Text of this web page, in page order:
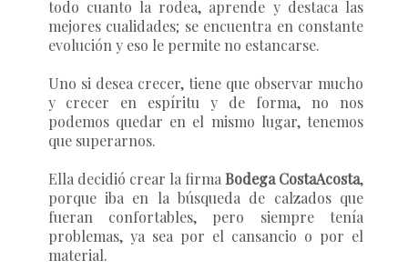
todo cuanto la rodea, aprende y destaca las
mejores cualidades; se encuentra en constante
evolución y eso le permite no estancarse.
Uno si desea crecer, tiene que observar mucho
y crecer en espíritu y de forma, no nos
podemos quedar en el mismo lugar, tenemos
que superarnos.
Ella decidió crear la firma Bodega CostaAcosta,
porque iba en la búsqueda de calzados que
fueran confortables, pero siempre tenía
problemas, ya sea por el cansancio o por el
material.